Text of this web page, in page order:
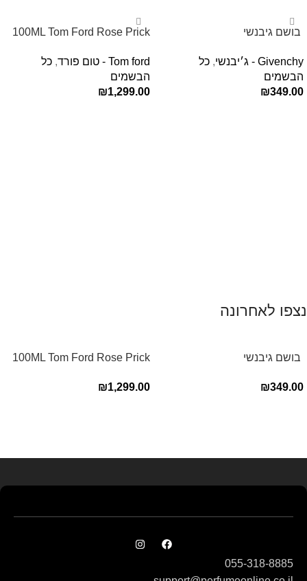
‏ בושם גיבנשי
E.D.P 80ml ‏
Givenchy - ג׳יבנשי , כל
הבשמים
₪349.00
100ML Tom Ford Rose Prick
Tom ford - טום פורד
, כל
הבשמים
₪1,299.00
נצפו לאחרונה
‏ בושם גיבנשי
E.D.P 80ml ‏
₪349.00
100ML Tom Ford Rose Prick
₪1,299.00
055-318-8885